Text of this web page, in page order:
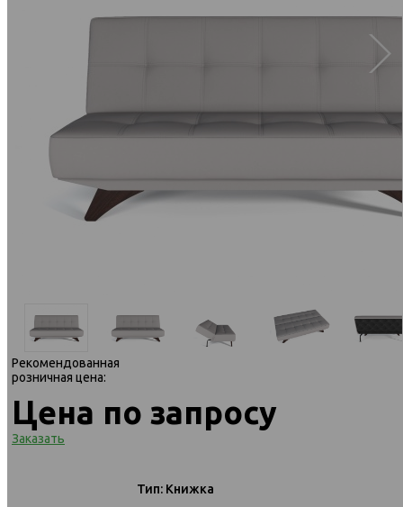
Рекомендованная
розничная цена:
Цена по запросу
Заказать
Тип: Книжка